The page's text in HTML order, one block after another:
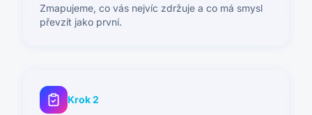
Zmapujeme, co vás nejvíc zdržuje a co má smysl
převzít jako první.
Krok2